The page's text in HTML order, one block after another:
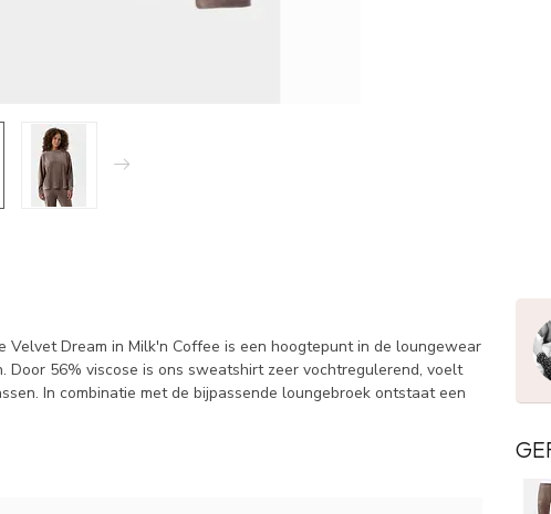
Dream in Milk'n Coffee is een hoogtepunt in de loungewear
Door 56% viscose is ons sweatshirt zeer vochtregulerend, voelt
In combinatie met de bijpassende loungebroek ontstaat een